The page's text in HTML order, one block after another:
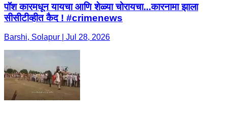
पॉश कारमधून यायचा आणि शेळ्या चोरायचा...कारनामा झाला
सीसीटीव्हीत कैद ! #crimenews
Barshi, Solapur | Jul 28, 2026